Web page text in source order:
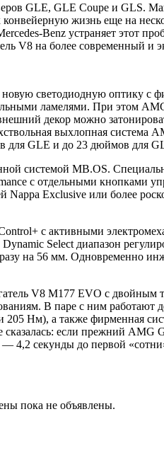
GLE, GLE Coupe и GLS.
жизнь еще на
Benz устраняет этот
V8 на более современный и
светодиодную оптику с
ламелями. При этом
декор можно
выхлопная система
для GLE и до 23 дюймов для
системой MB.OS.
с отдельными кнопками
Exclusive или более
с активными
Select диапазон
на 56 мм. Одновременно
V8 M177 EVO с двойным
В паре с ним работают
205 Нм), а также фирменная
если прежний AMG
4,2 секунды до первой
пока не объявлены.